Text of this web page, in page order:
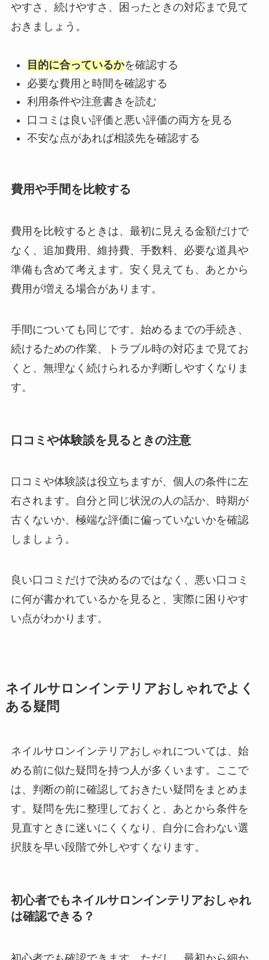
やすさ、続けやすさ、困ったときの対応まで見て
おきましょう。
目的に合っているかを確認する
必要な費用と時間を確認する
利用条件や注意書きを読む
口コミは良い評価と悪い評価の両方を見る
不安な点があれば相談先を確認する
費用や手間を比較する
費用を比較するときは、最初に見える金額だけで
なく、追加費用、維持費、手数料、必要な道具や
準備も含めて考えます。安く見えても、あとから
費用が増える場合があります。
手間についても同じです。始めるまでの手続き、
続けるための作業、トラブル時の対応まで見てお
くと、無理なく続けられるか判断しやすくなりま
す。
口コミや体験談を見るときの注意
口コミや体験談は役立ちますが、個人の条件に左
右されます。自分と同じ状況の人の話か、時期が
古くないか、極端な評価に偏っていないかを確認
しましょう。
良い口コミだけで決めるのではなく、悪い口コミ
に何が書かれているかを見ると、実際に困りやす
い点がわかります。
ネイルサロンインテリアおしゃれでよく
ある疑問
ネイルサロンインテリアおしゃれについては、始
める前に似た疑問を持つ人が多くいます。ここで
は、判断の前に確認しておきたい疑問をまとめま
す。疑問を先に整理しておくと、あとから条件を
見直すときに迷いにくくなり、自分に合わない選
択肢を早い段階で外しやすくなります。
初心者でもネイルサロンインテリアおしゃれ
は確認できる？